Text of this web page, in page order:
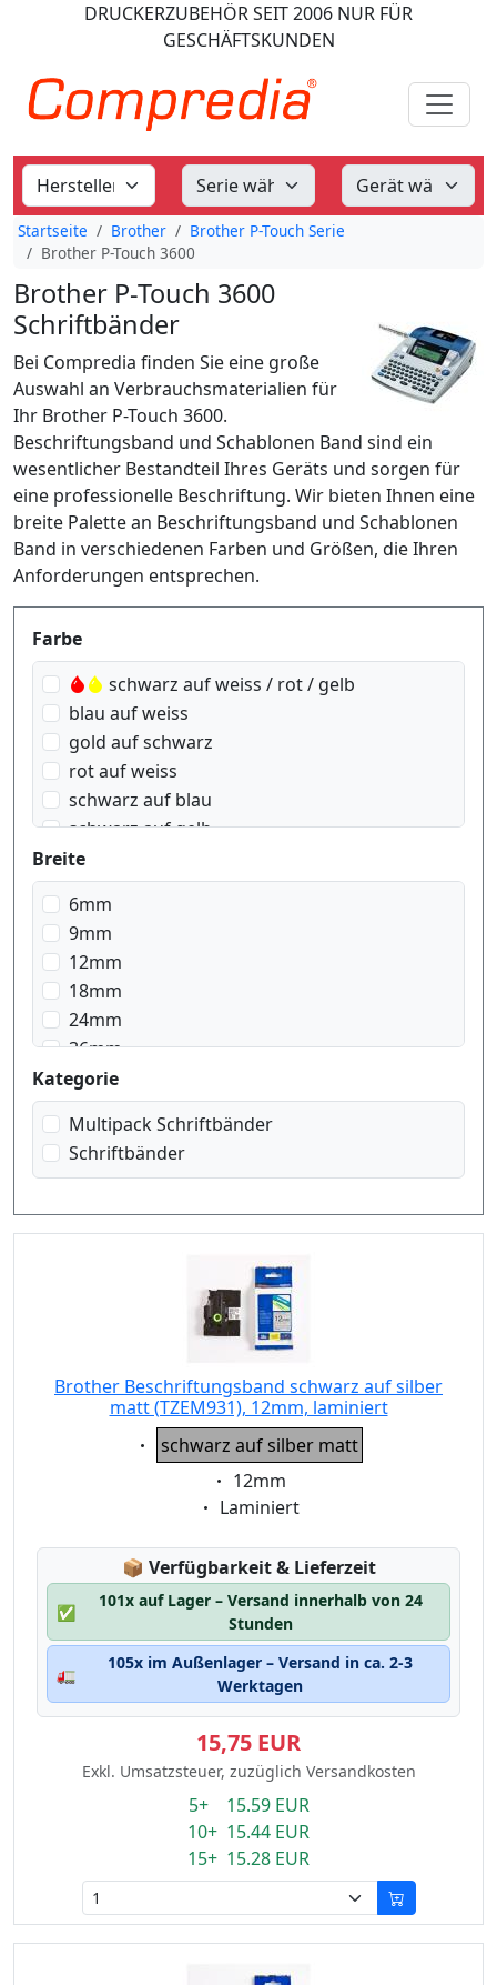
DRUCKERZUBEHÖRSEIT 2006 NUR FÜR
GESCHÄFTSKUNDEN
Startseite Brother
Brother P-Touch Serie
Brother P-Touch 3600
Brother P-Touch 3600
Schriftbänder
Bei Compredia finden Sie eine große
Auswahl an Verbrauchsmaterialien für
Ihr Brother P-Touch 3600.
Beschriftungsband und Schablonen Band sind ein
wesentlicher Bestandteil Ihres Geräts und sorgen für
eine professionelle Beschriftung. Wir bieten Ihnen eine
breite Palette an Beschriftungsband und Schablonen
Band in verschiedenen Farben und Größen, die Ihren
Anforderungen entsprechen.
Produktfilter
Farbe
schwarz auf weiss / rot / gelb
blau auf weiss
gold auf schwarz
rot auf weiss
schwarz auf blau
schwarz auf gelb
schwarz auf grün
schwarz auf rot
schwarz auf signal Orange
schwarz auf signal gelb
schwarz auf silber matt
schwarz auf transparent
schwarz auf transparent matt
weiss auf rot
weiss auf schwarz
Breite
6mm
9mm
12mm
18mm
24mm
36mm
Kategorie
Multipack Schriftbänder
Schriftbänder
Brother Beschriftungsband schwarz auf silber
matt (TZEM931), 12mm, laminiert
Eigenschaft:
schwarz auf silber matt
Eigenschaft:
12mm
Eigenschaft:
Laminiert
📦 Lagerstatus:
Verfügbarkeit & Lieferzeit
✅
101x auf Lager – Versand innerhalb von 24
Stunden
🚛
105x im Außenlager – Versand in ca. 2-3
Werktagen
15,75 EUR
Exkl. Umsatzsteuer, zuzüglich Versandkosten
5+ 15.59 EUR
10+ 15.44 EUR
15+ 15.28 EUR